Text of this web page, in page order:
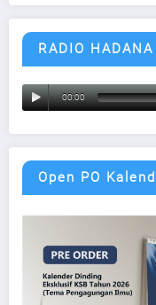
RADIO HADANA
00:00
Open PO